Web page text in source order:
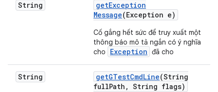
String getException
Message(Exception e)
Cố gắng hết sức để truy xuất một
thông báo mô tả ngắn có ý nghĩa
cho
Exception đã cho
String getGTestCmdLine(String
fullPath , String flags)